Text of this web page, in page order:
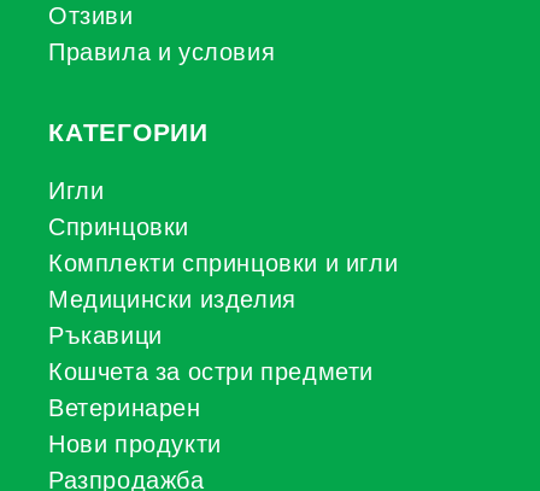
Отзиви
Правила и условия
КАТЕГОРИИ
Игли
Спринцовки
Комплекти спринцовки и игли
Медицински изделия
Ръкавици
Кошчета за остри предмети
Ветеринарен
Нови продукти
Разпродажба